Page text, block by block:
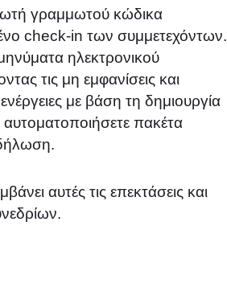
γραμμωτού κώδικα
check-in των συμμετεχόντων.
ηλεκτρονικού
τις μη εμφανίσεις και
με βάση τη δημιουργία
πακέτα
αυτές τις επεκτάσεις και